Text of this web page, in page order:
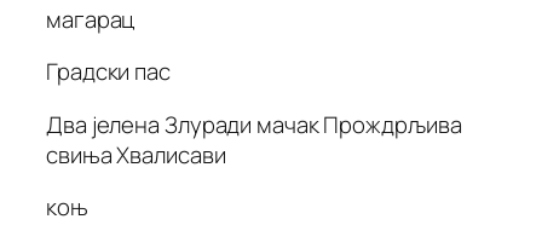
магарац
Градски пас
Два јелена Злуради мачак Прождрљива
свиња Хвалисави
коњ